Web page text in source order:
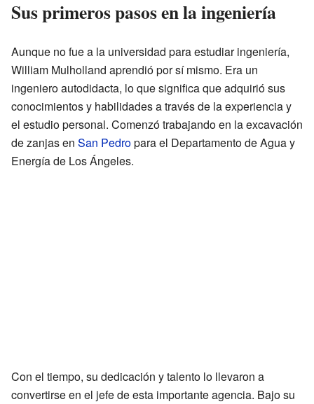
Sus primeros pasos en la ingeniería
Aunque no fue a la universidad para estudiar ingeniería,
William Mulholland aprendió por sí mismo. Era un
ingeniero autodidacta, lo que significa que adquirió sus
conocimientos y habilidades a través de la experiencia y
el estudio personal. Comenzó trabajando en la excavación
de zanjas en San Pedropara el Departamento de Agua y
Energía de Los Ángeles.
Con el tiempo, su dedicación y talento lo llevaron a
convertirse en el jefe de esta importante agencia. Bajo su